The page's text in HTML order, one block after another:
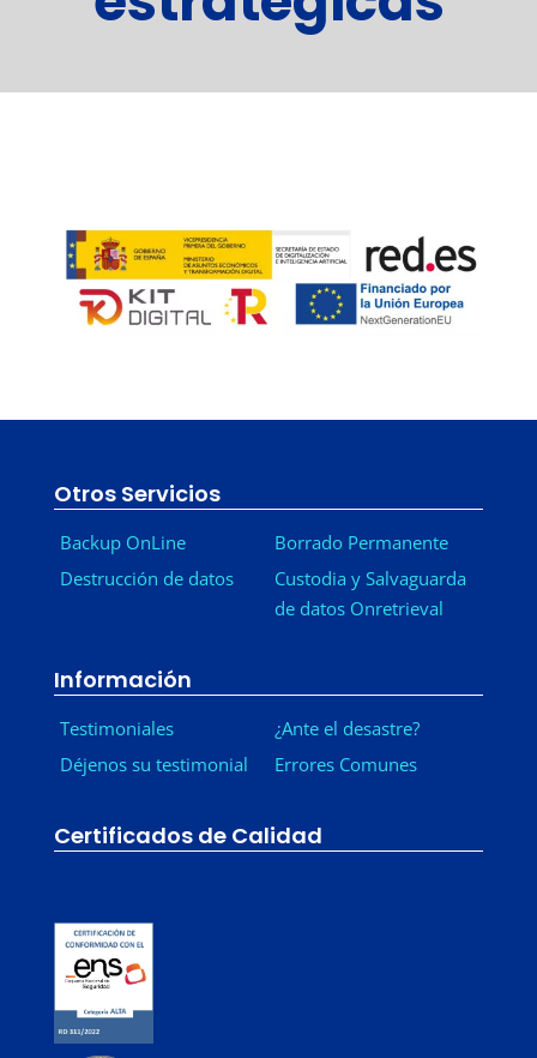
Otros Servicios
Backup OnLine
Destrucción de datos
Borrado Permanente
Custodia y Salvaguarda
de datos Onretrieval
Información
Testimoniales
Déjenos su testimonial
¿Ante el desastre?
Errores Comunes
Certificados de Calidad